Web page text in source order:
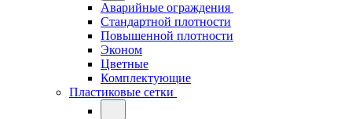
Аварийные ограждения
Стандартной плотности
Повышенной плотности
Эконом
Цветные
Комплектующие
Пластиковые сетки